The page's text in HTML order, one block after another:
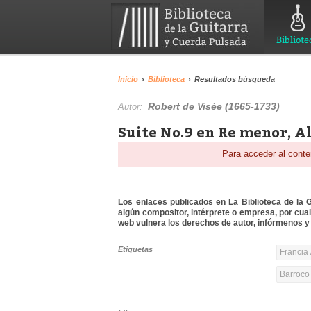
Inicio › Biblioteca › Resultados búsqueda
Autor:Robert de Visée (1665-1733)
Suite No.9 en Re menor,
Para acceder al
Los enlaces publicados en La Biblioteca de la
algún compositor, intérprete o empresa, por
web vulnera los derechos de autor, infórmenos
Etiquetas Francia